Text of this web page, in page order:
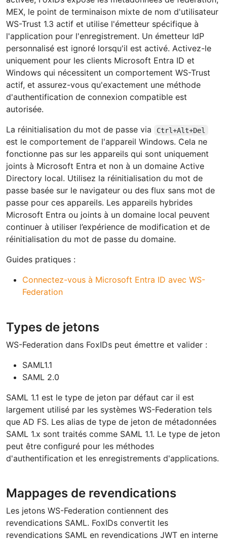
MEX, le point de terminaison mixte de nom d'utilisateur
WS-Trust 1.3 actif et utilise l'émetteur spécifique à
l'application pour l'enregistrement. Un émetteur IdP
personnalisé est ignoré lorsqu'il est activé. Activez-le
uniquement pour les clients Microsoft Entra ID et
Windows qui nécessitent un comportement WS-Trust
actif, et assurez-vous qu'exactement une méthode
d'authentification de connexion compatible est
autorisée.
La réinitialisation du mot de passe via
Ctrl+Alt+Del
est le comportement de l'appareil Windows. Cela ne
fonctionne pas sur les appareils qui sont uniquement
joints à Microsoft Entra et non à un domaine Active
Directory local. Utilisez la réinitialisation du mot de
passe basée sur le navigateur ou des flux sans mot de
passe pour ces appareils. Les appareils hybrides
Microsoft Entra ou joints à un domaine local peuvent
continuer à utiliser l’expérience de modification et de
réinitialisation du mot de passe du domaine.
Guides pratiques :
Connectez-vous à Microsoft Entra ID avec WS-
Federation
Types de jetons
WS-Federation dans FoxIDs peut émettre et valider :
SAML1.1
SAML 2.0
SAML 1.1 est le type de jeton par défaut car il est
largement utilisé par les systèmes WS-Federation tels
que AD FS. Les alias de type de jeton de métadonnées
SAML 1.x sont traités comme SAML 1.1. Le type de jeton
peut être configuré pour les méthodes
d'authentification et les enregistrements d'applications.
Mappages de revendications
Les jetons WS-Federation contiennent des
revendications SAML. FoxIDs convertit les
revendications SAML en revendications JWT en interne